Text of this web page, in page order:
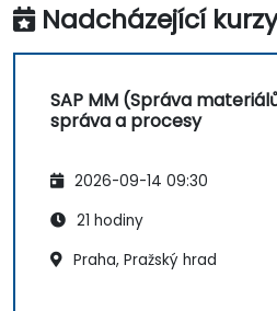
Nadcházející kurzy
SAP MM (Správa
správa a procesy
2026-09-14 09:30
21 hodiny
Praha, Pražský hrad